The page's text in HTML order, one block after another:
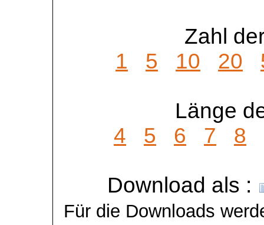
Zahl
1
5 10 20
Länge
4
5 6 7 8
Download als :
Für die Downloads